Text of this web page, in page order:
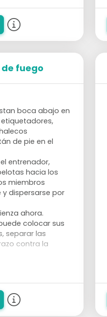
fuego
boca abajo en
de pie en el
entrenador,
hacia los
miembros
dispersarse por
ahora.
colocar sus
separar las
contra la